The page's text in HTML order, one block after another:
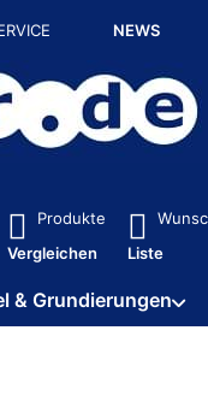
NEWS
Ergebnisse.
Produkte
Vergleichen
Liste
& Grundierungen